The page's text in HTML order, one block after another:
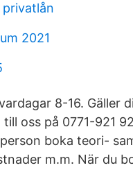
privatlån
2021
8-16. Gäller
oss på 0771-921
boka teori-
m.m. När du